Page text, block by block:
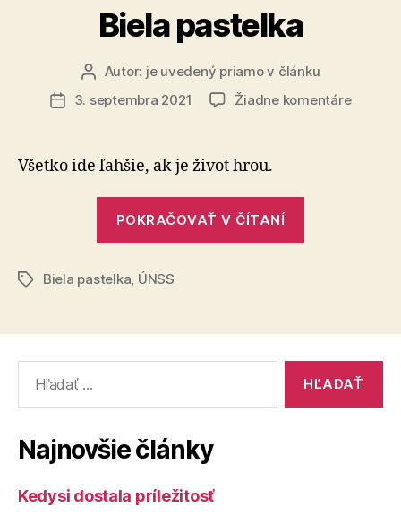
ťažkým
Biela pastelka
AutorAutor: je uvedený priamo v článku
Dátum
3. septembra 2021 Žiadne komentárena
Všetko ide ľahšie, ak je život hrou.
POKRAČOVAŤ V ČÍTANÍ
ZnačkyBiela pastelka, ÚNSS
Najnovšie články
Kedysi dostala príležitosť